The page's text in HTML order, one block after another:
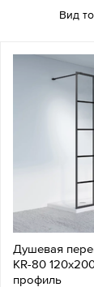
Вид
Душевая
KR-80
профиль